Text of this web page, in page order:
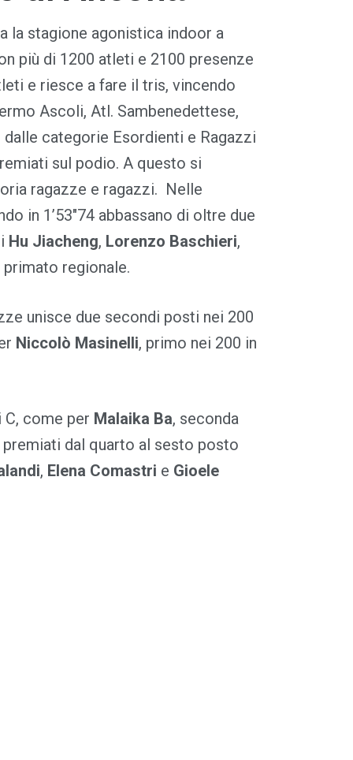
la stagione agonistica indoor a
più di 1200 atleti e 2100 presenze
e riesce a fare il tris, vincendo
Ascoli, Atl. Sambenedettese,
categorie Esordienti e Ragazzi
sul podio. A questo si
ragazze e ragazzi. Nelle
in 1’53″74 abbassano di oltre due
Hu Jiacheng, Lorenzo Baschieri,
regionale.
unisce due secondi posti nei 200
Niccolò Masinelli, primo nei 200 in
come per Malaika Ba, seconda
dal quarto al sesto posto
, Elena Comastri e Gioele